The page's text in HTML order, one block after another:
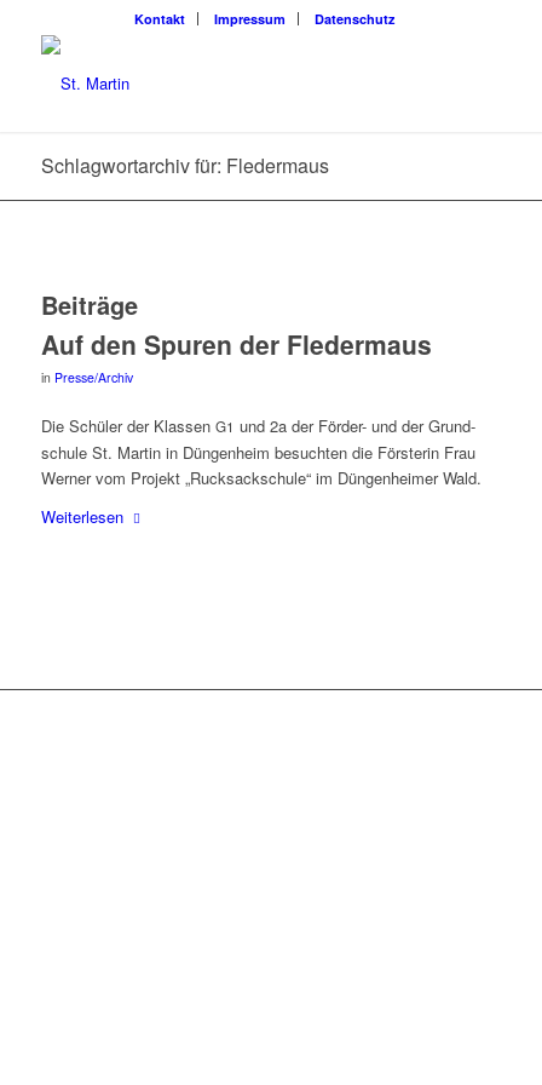
Kon­takt Impres­sum Daten­schutz
Schlagwortarchiv für: Fledermaus
Beiträge
Auf den Spu­ren der Fledermaus
in Presse/Archiv
Die Schü­ler der Klas­sen G1 und 2a der För­der- und der Grund­
schu­le St. Mar­tin in Dün­gen­heim besuch­ten die Förs­te­rin Frau
Wer­ner vom Pro­jekt „Ruck­sack­schu­le“ im Dün­gen­hei­mer Wald.
Wei­ter­le­sen